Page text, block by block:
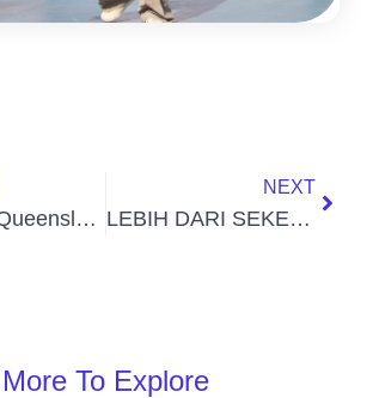
Tamu dari Queensland International Institute (QII) Australia
NEXT
LEBIH DARI SEKEDAR PRESTASI
More To Explore